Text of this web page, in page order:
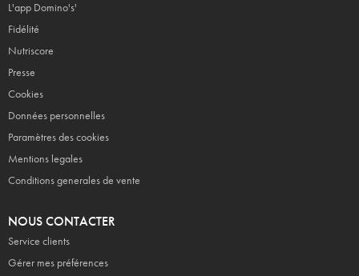
L'app Domino's'
Fidélité
Nutriscore
Presse
Cookies
Données personnelles
Paramètres des cookies
Mentions legales
Conditions generales de vente
NOUS CONTACTER
Service clients
Gérer mes préférences